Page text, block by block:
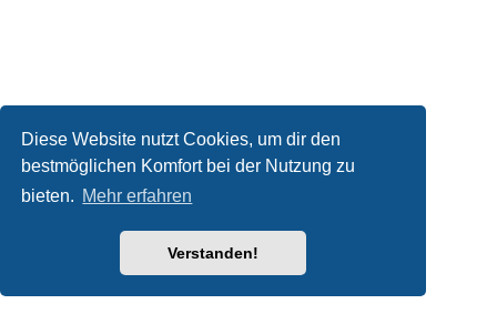
Diese Website nutzt Cookies, um dir den
bestmöglichen Komfort bei der Nutzung zu
bieten. Mehr erfahren
Verstanden!